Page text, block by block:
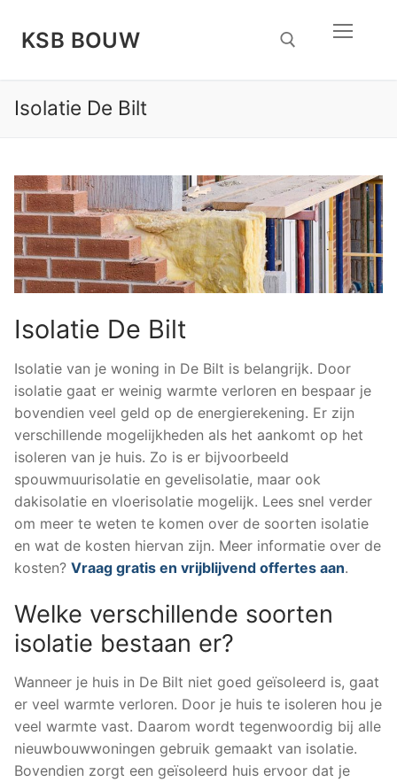
naar
inhoud
KSB BOUW
Isolatie De Bilt
Isolatie De Bilt
Isolatie van je woning in De Bilt is belangrijk. Door
isolatie gaat er weinig warmte verloren en bespaar je
bovendien veel geld op de energierekening. Er zijn
verschillende mogelijkheden als het aankomt op het
isoleren van je huis. Zo is er bijvoorbeeld
spouwmuurisolatie en gevelisolatie, maar ook
dakisolatie en vloerisolatie mogelijk. Lees snel verder
om meer te weten te komen over de soorten isolatie
en wat de kosten hiervan zijn. Meer informatie over de
kosten? Vraag gratis en vrijblijvend offertes aan.
Welke verschillende soorten
isolatie bestaan er?
Wanneer je huis in De Bilt niet goed geïsoleerd is, gaat
er veel warmte verloren. Door je huis te isoleren hou je
veel warmte vast. Daarom wordt tegenwoordig bij alle
nieuwbouwwoningen gebruik gemaakt van isolatie.
Bovendien zorgt een geïsoleerd huis ervoor dat je